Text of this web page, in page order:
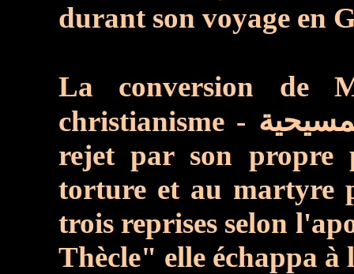
durant son voyage en
La conversion
christianisme -
rejet par son propre
torture et au martyre
trois reprises selon
Thècle" elle échappa à